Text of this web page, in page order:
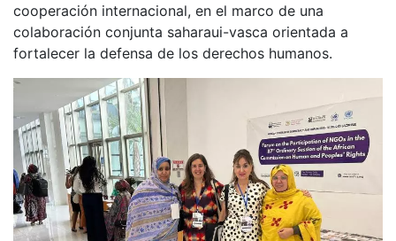
cooperación internacional, en el marco de una
colaboración conjunta saharaui-vasca orientada a
fortalecer la defensa de los derechos humanos.